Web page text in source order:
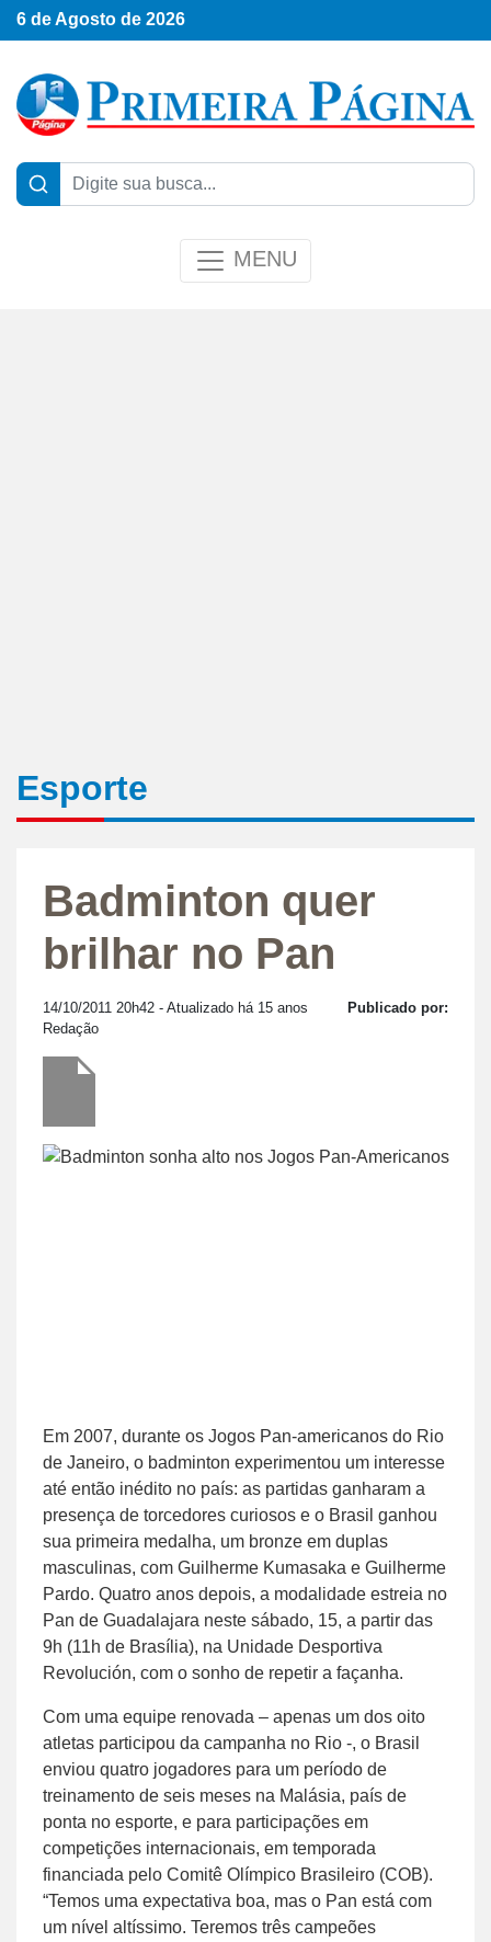
6 de Agosto de 2026
MENU
Esporte
Badminton quer
brilhar no Pan
14/10/2011 20h42 - Atualizado há 15 anos
Publicado por:
Redação
Em 2007, durante os Jogos Pan-americanos do Rio
de Janeiro, o badminton experimentou um interesse
até então inédito no país: as partidas ganharam a
presença de torcedores curiosos e o Brasil ganhou
sua primeira medalha, um bronze em duplas
masculinas, com Guilherme Kumasaka e Guilherme
Pardo. Quatro anos depois, a modalidade estreia no
Pan de Guadalajara neste sábado, 15, a partir das
9h (11h de Brasília), na Unidade Desportiva
Revolución, com o sonho de repetir a façanha.
Com uma equipe renovada – apenas um dos oito
atletas participou da campanha no Rio -, o Brasil
enviou quatro jogadores para um período de
treinamento de seis meses na Malásia, país de
ponta no esporte, e para participações em
competições internacionais, em temporada
financiada pelo Comitê Olímpico Brasileiro (COB).
“Temos uma expectativa boa, mas o Pan está com
um nível altíssimo. Teremos três campeões